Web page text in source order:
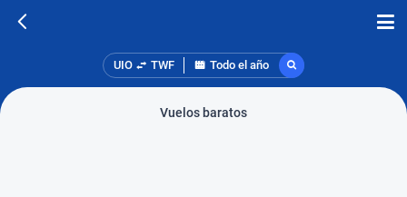
UIO TWF Todo el año
Vuelos baratos